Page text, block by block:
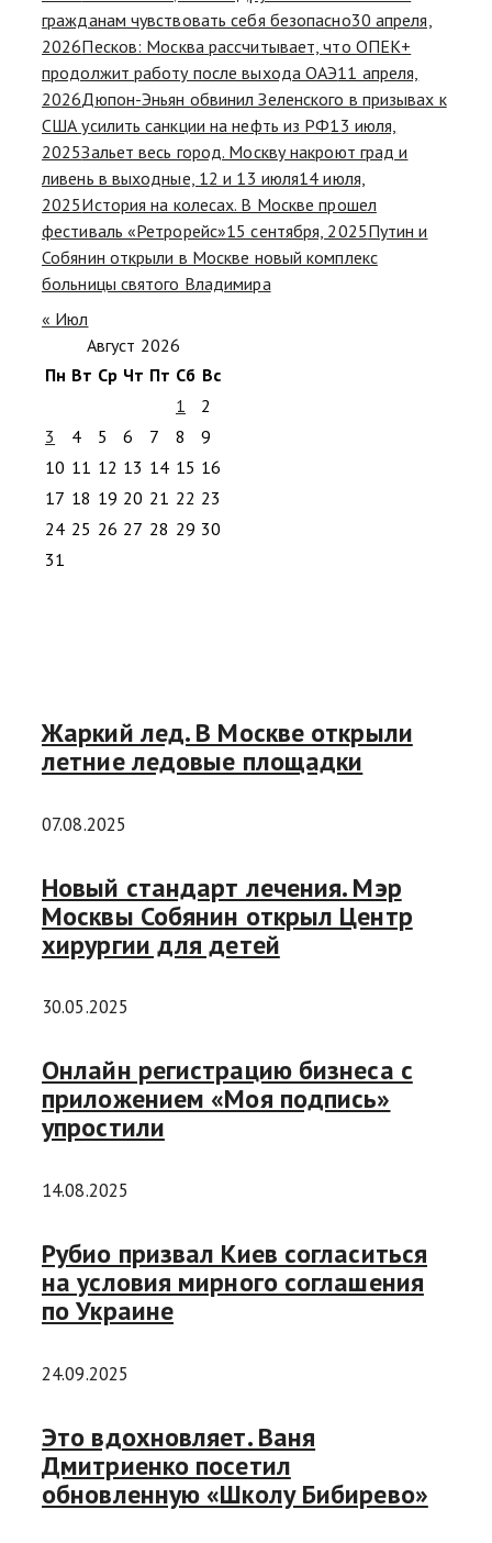
гражданам чувствовать себя безопасно30 апреля,
2026Песков: Москва рассчитывает, что ОПЕК+
продолжит работу после выхода ОАЭ11 апреля,
2026Дюпон-Эньян обвинил Зеленского в призывах к
США усилить санкции на нефть из РФ13 июля,
2025Зальет весь город. Москву накроют град и
ливень в выходные, 12 и 13 июля14 июля,
2025История на колесах. В Москве прошел
фестиваль «Ретрорейс»15 сентября, 2025Путин и
Собянин открыли в Москве новый комплекс
больницы святого Владимира
« Июл
Август 2026
Пн Вт Ср Чт Пт Сб Вс
1
2
3
4 5 6 7 8
9
10 11 12 13 14 15 16
17 18 19 20 21 22 23
24 25 26 27 28 29 30
31
Жаркий лед. В Москве открыли
летние ледовые площадки
07.08.2025
Новый стандарт лечения. Мэр
Москвы Собянин открыл Центр
хирургии для детей
30.05.2025
Онлайн регистрацию бизнеса с
приложением «Моя подпись»
упростили
14.08.2025
Рубио призвал Киев согласиться
на условия мирного соглашения
по Украине
24.09.2025
Это вдохновляет. Ваня
Дмитриенко посетил
обновленную «Школу Бибирево»